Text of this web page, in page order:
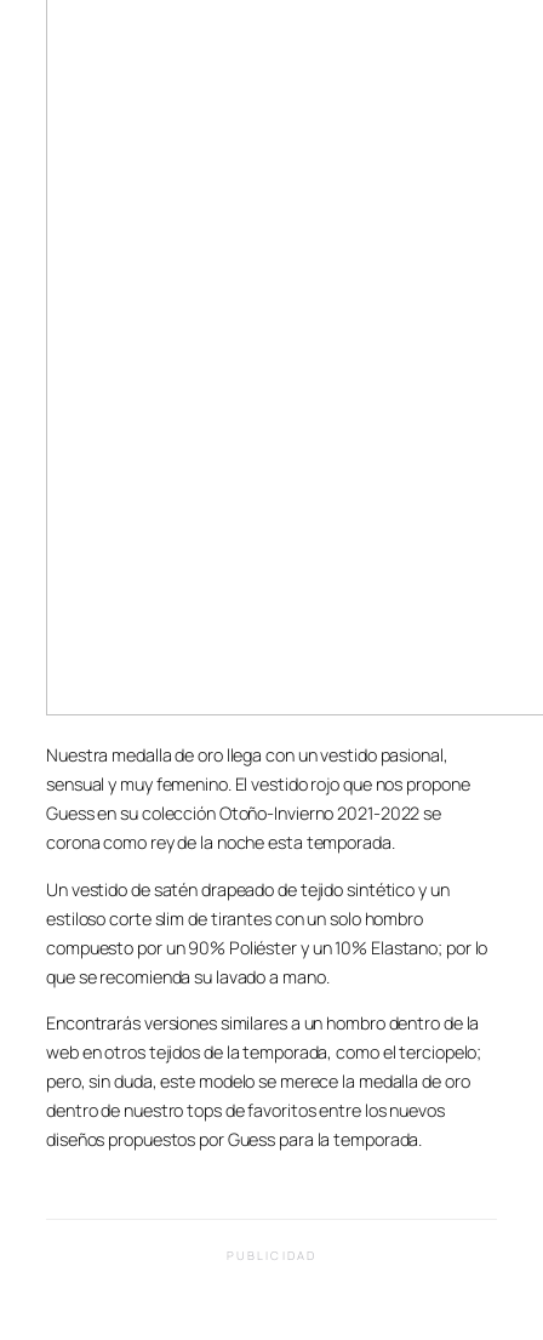
Nuestra medalla de oro llega con un vestido pasional,
sensual y muy femenino. El vestido rojo que nos propone
Guess en su colección Otoño-Invierno 2021-2022 se
corona como rey de la noche esta temporada.
Un vestido de satén drapeado de tejido sintético y un
estiloso corte slim de tirantes con un solo hombro
compuesto por un 90% Poliéster y un 10% Elastano; por lo
que se recomienda su lavado a mano.
Encontrarás versiones similares a un hombro dentro de la
web en otros tejidos de la temporada, como el terciopelo;
pero, sin duda, este modelo se merece la medalla de oro
dentro de nuestro tops de favoritos entre los nuevos
diseños propuestos por Guess para la temporada.
PUBLICIDAD